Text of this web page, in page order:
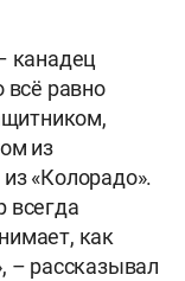
канадец
всё равно
из
«Колорадо».
всегда
как
– рассказывал